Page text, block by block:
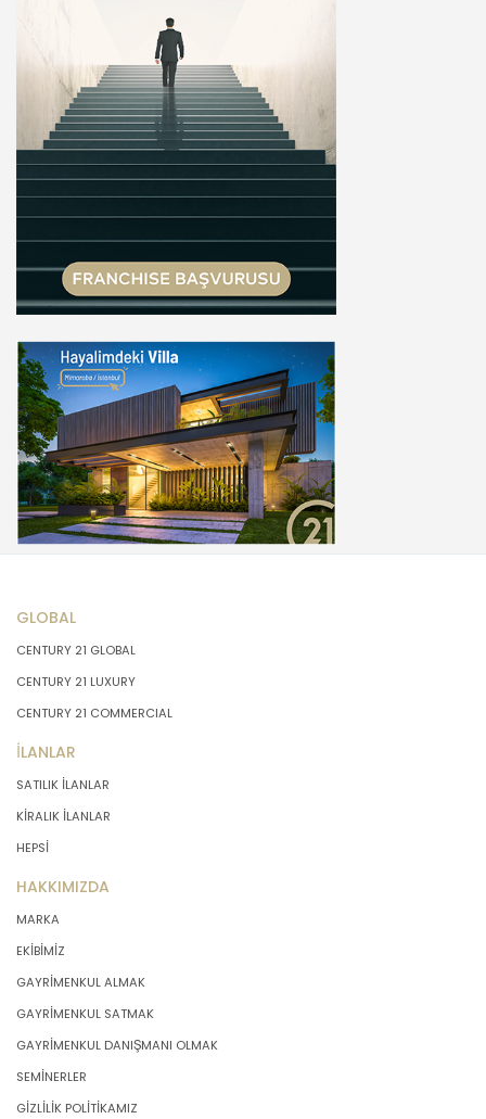
GLOBAL
CENTURY 21 GLOBAL
CENTURY 21 LUXURY
CENTURY 21 COMMERCIAL
İLANLAR
SATILIK İLANLAR
KİRALIK İLANLAR
HEPSİ
HAKKIMIZDA
MARKA
EKİBİMİZ
GAYRİMENKUL ALMAK
GAYRİMENKUL SATMAK
GAYRİMENKUL DANIŞMANI OLMAK
SEMİNERLER
GİZLİLİK POLİTİKAMIZ